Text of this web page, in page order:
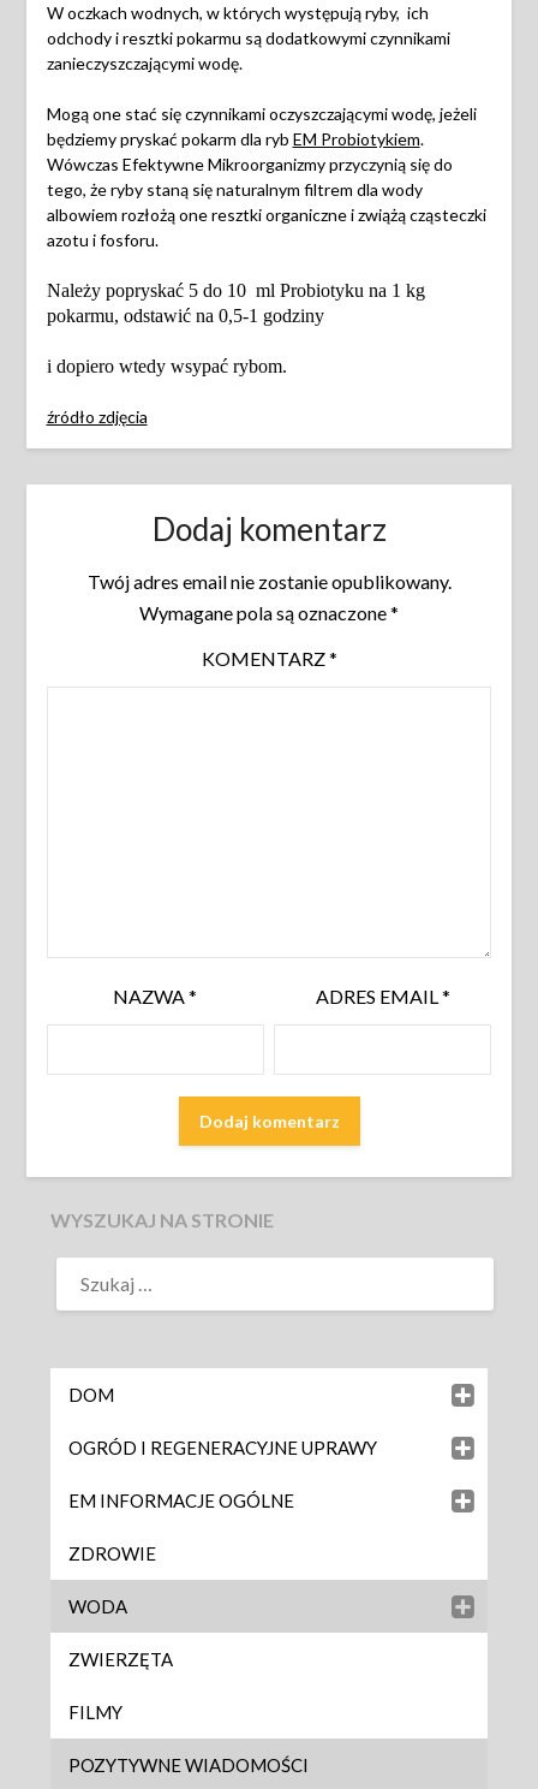
W oczkach wodnych, w których występują ryby, ich
odchody i resztki pokarmu są dodatkowymi czynnikami
zanieczyszczającymi wodę.
Mogą one stać się czynnikami oczyszczającymi wodę, jeżeli
będziemy pryskać pokarm dla ryb EM Probiotykiem.
Wówczas Efektywne Mikroorganizmy przyczynią się do
tego, że ryby staną się naturalnym filtrem dla wody
albowiem rozłożą one resztki organiczne i zwiążą cząsteczki
azotu i fosforu.
Należy popryskać 5 do 10 ml Probiotyku na 1 kg
pokarmu, odstawić na 0,5-1 godziny
i dopiero wtedy wsypać rybom.
źródło zdjęcia
Dodaj komentarz
Twój adres email nie zostanie opublikowany.
Wymagane pola są oznaczone*
KOMENTARZ*
NAZWA* ADRES EMAIL*
WYSZUKAJ NA STRONIE
DOM
OGRÓD I REGENERACYJNE UPRAWY
EM INFORMACJE OGÓLNE
ZDROWIE
WODA
ZWIERZĘTA
FILMY
POZYTYWNE WIADOMOŚCI